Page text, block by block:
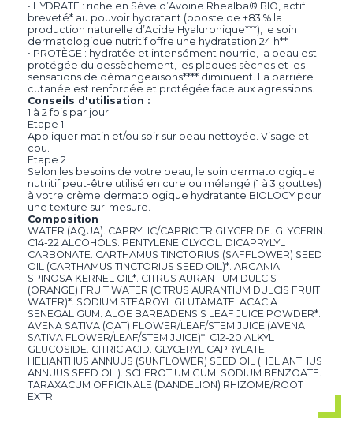
• HYDRATE : riche en Sève d’Avoine Rhealba® BIO, actif
breveté* au pouvoir hydratant (booste de +83 % la
production naturelle d’Acide Hyaluronique***), le soin
dermatologique nutritif offre une hydratation 24 h**
• PROTÈGE : hydratée et intensément nourrie, la peau est
protégée du dessèchement, les plaques sèches et les
sensations de démangeaisons**** diminuent. La barrière
cutanée est renforcée et protégée face aux agressions.
Conseils d'utilisation :
1 à 2 fois par jour
Etape 1
Appliquer matin et/ou soir sur peau nettoyée. Visage et
cou.
Etape 2
Selon les besoins de votre peau, le soin dermatologique
nutritif peut-être utilisé en cure ou mélangé (1 à 3 gouttes)
à votre crème dermatologique hydratante BIOLOGY pour
une texture sur-mesure.
Composition
WATER (AQUA). CAPRYLIC/CAPRIC TRIGLYCERIDE. GLYCERIN.
C14-22 ALCOHOLS. PENTYLENE GLYCOL. DICAPRYLYL
CARBONATE. CARTHAMUS TINCTORIUS (SAFFLOWER) SEED
OIL (CARTHAMUS TINCTORIUS SEED OIL)*. ARGANIA
SPINOSA KERNEL OIL*. CITRUS AURANTIUM DULCIS
(ORANGE) FRUIT WATER (CITRUS AURANTIUM DULCIS FRUIT
WATER)*. SODIUM STEAROYL GLUTAMATE. ACACIA
SENEGAL GUM. ALOE BARBADENSIS LEAF JUICE POWDER*.
AVENA SATIVA (OAT) FLOWER/LEAF/STEM JUICE (AVENA
SATIVA FLOWER/LEAF/STEM JUICE)*. C12-20 ALKYL
GLUCOSIDE. CITRIC ACID. GLYCERYL CAPRYLATE.
HELIANTHUS ANNUUS (SUNFLOWER) SEED OIL (HELIANTHUS
ANNUUS SEED OIL). SCLEROTIUM GUM. SODIUM BENZOATE.
TARAXACUM OFFICINALE (DANDELION) RHIZOME/ROOT
EXTR